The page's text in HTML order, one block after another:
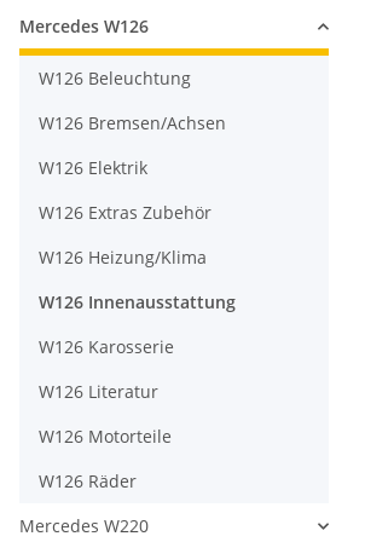
Mercedes W126
W126 Beleuchtung
W126 Bremsen/Achsen
W126 Elektrik
W126 Extras Zubehör
W126 Heizung/Klima
W126 Innenausstattung
W126 Karosserie
W126 Literatur
W126 Motorteile
W126 Räder
Mercedes W220